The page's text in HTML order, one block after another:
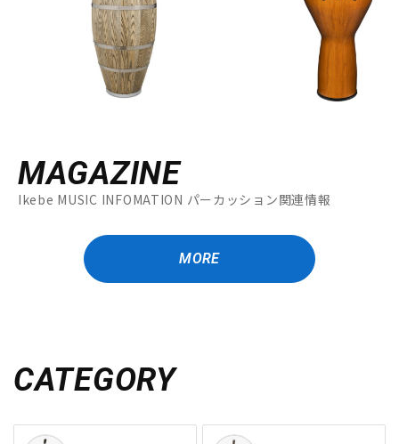
MAGAZINE
Ikebe MUSIC INFOMATION パーカッション関連情報
MORE
CATEGORY